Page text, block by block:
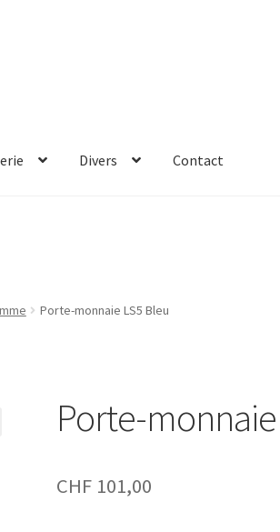
Divers Contact
Porte-monnaie LS5 Bleu
Porte-monnaie
CHF 101,00